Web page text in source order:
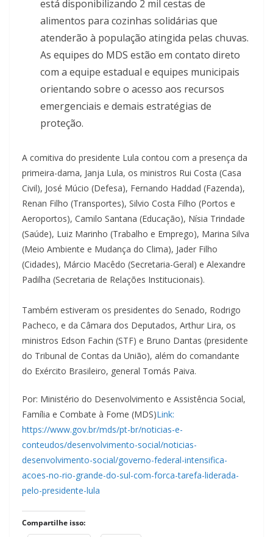
está disponibilizando 2 mil cestas de
alimentos para cozinhas solidárias que
atenderão à população atingida pelas chuvas.
As equipes do MDS estão em contato direto
com a equipe estadual e equipes municipais
orientando sobre o acesso aos recursos
emergenciais e demais estratégias de
proteção.
A comitiva do presidente Lula contou com a presença da
primeira-dama, Janja Lula, os ministros Rui Costa (Casa
Civil), José Múcio (Defesa), Fernando Haddad (Fazenda),
Renan Filho (Transportes), Silvio Costa Filho (Portos e
Aeroportos), Camilo Santana (Educação), Nísia Trindade
(Saúde), Luiz Marinho (Trabalho e Emprego), Marina Silva
(Meio Ambiente e Mudança do Clima), Jader Filho
(Cidades), Márcio Macêdo (Secretaria-Geral) e Alexandre
Padilha (Secretaria de Relações Institucionais).
Também estiveram os presidentes do Senado, Rodrigo
Pacheco, e da Câmara dos Deputados, Arthur Lira, os
ministros Edson Fachin (STF) e Bruno Dantas (presidente
do Tribunal de Contas da União), além do comandante
do Exército Brasileiro, general Tomás Paiva.
Por: Ministério do Desenvolvimento e Assistência Social,
Família e Combate à Fome (MDS)Link:
https://www.gov.br/mds/pt-br/noticias-e-
conteudos/desenvolvimento-social/noticias-
desenvolvimento-social/governo-federal-intensifica-
acoes-no-rio-grande-do-sul-com-forca-tarefa-liderada-
pelo-presidente-lula
Compartilhe isso: